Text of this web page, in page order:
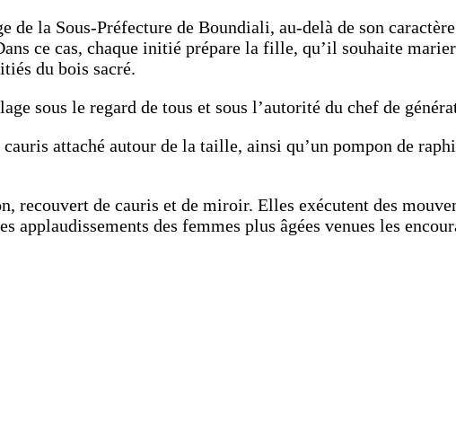
la Sous-Préfecture de Boundiali, au-delà de son
ce cas, chaque initié prépare la fille, qu’il souhaite
du bois sacré.
sous le regard de tous et sous l’autorité du chef de
attaché autour de la taille, ainsi qu’un pompon de
recouvert de cauris et de miroir. Elles exécutent des
applaudissements des femmes plus âgées venues les